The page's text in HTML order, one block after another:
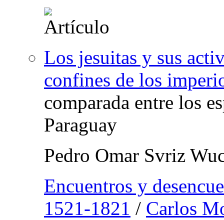
Los jesuitas y sus
confines de los
comparada entre los
Paraguay
Pedro Omar Svriz
Encuentros y
1521-1821 / Carlos